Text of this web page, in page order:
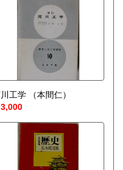
工学
（本間仁）
3,000